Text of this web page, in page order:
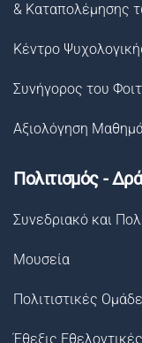
& Καταπολέμησης
Κέντρο
Συνήγορος του
Αξιολόγηση
Πολιτισμός -
Συνεδριακό και
Μουσεία
Πολιτιστικές
Έθεξις